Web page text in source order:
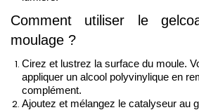
Comment utiliser le
moulage ?
Cirez et lustrez la surface du moule.
appliquer un alcool polyvinylique en
complément.
Ajoutez et mélangez le catalyseur au